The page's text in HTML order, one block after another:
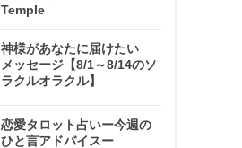
Temple
神様があなたに届けたい
メッセージ【8/1～8/14のソ
ラクルオラクル】
恋愛タロット占いー今週の
ひと言アドバイスー